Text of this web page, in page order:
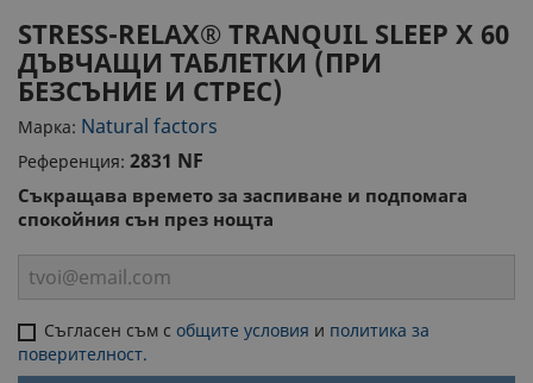
STRESS-RELAX® TRANQUIL SLEEP Х 60
ДЪВЧАЩИ ТАБЛЕТКИ (ПРИ
БЕЗСЪНИЕ И СТРЕС)
Марка: Natural factors
Референция: 2831 NF
Съкращава времето за заспиване и подпомага
спокойния сън през нощта
Съгласен съм с общите условия и политика за
поверителност.